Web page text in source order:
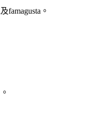
famagusta。